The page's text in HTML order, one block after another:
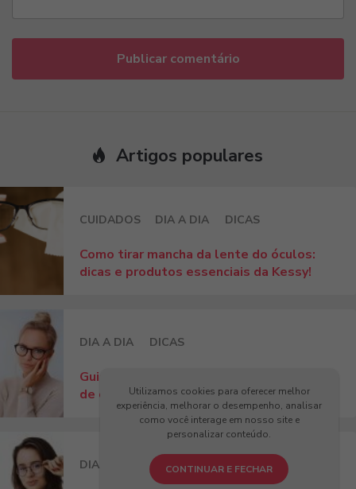
Artigos populares
CUIDADOS DIA A DIA DICAS
Como tirar mancha da lente do óculos:
dicas e produtos essenciais da Kessy!
DIA A DIA DICAS
Guia completo: como escolher a armação
de óculos para rosto fino!
DIA A DIA DICAS
Utilizamos cookies para oferecer melhor
experiência, melhorar o desempenho, analisar
como você interage em nosso site e
personalizar conteúdo.
CONTINUAR E FECHAR